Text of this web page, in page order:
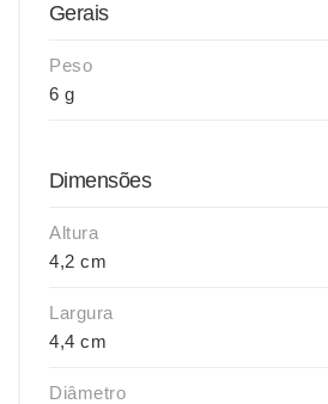
Gerais
Peso
6 g
Dimensões
Altura
4,2 cm
Largura
4,4 cm
Diâmetro